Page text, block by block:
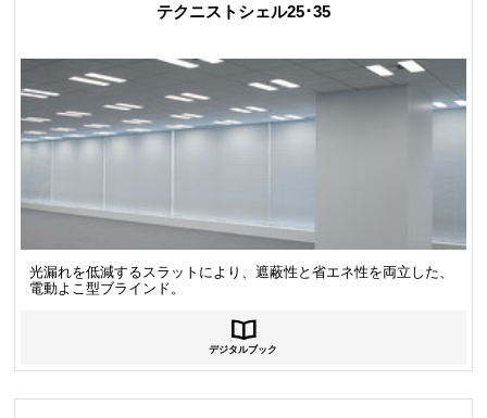
テクニストシェル25･35
光漏れを低減するスラットにより、遮蔽性と省エネ性を両立した、
電動よこ型ブラインド。
デジタルブック